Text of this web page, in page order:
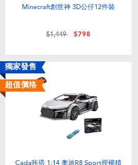
Minecraft創世神 3D公仔12件裝
價格從
$1,449至$798
獨家發售
超值價格
Cada咔搭 1:14 奧迪R8 Sport授權積